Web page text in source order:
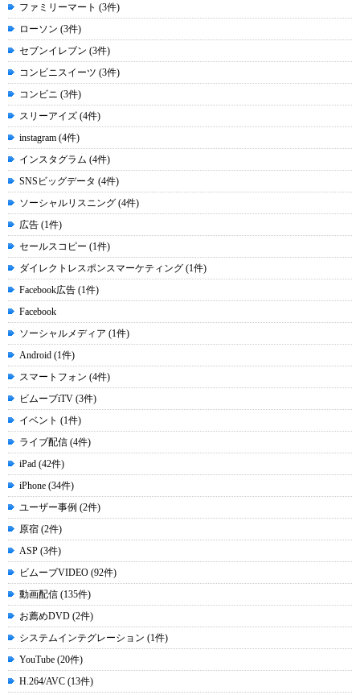
ファミリーマート (3件)
ローソン (3件)
セブンイレブン (3件)
コンビニスイーツ (3件)
コンビニ (3件)
スリーアイズ (4件)
instagram (4件)
インスタグラム (4件)
SNSビッグデータ (4件)
ソーシャルリスニング (4件)
広告 (1件)
セールスコピー (1件)
ダイレクトレスポンスマーケティング (1件)
Facebook広告 (1件)
Facebook
ソーシャルメディア (1件)
Android (1件)
スマートフォン (4件)
ビムーブiTV (3件)
イベント (1件)
ライブ配信 (4件)
iPad (42件)
iPhone (34件)
ユーザー事例 (2件)
原宿 (2件)
ASP (3件)
ビムーブVIDEO (92件)
動画配信 (135件)
お薦めDVD (2件)
システムインテグレーション (1件)
YouTube (20件)
H.264/AVC (13件)